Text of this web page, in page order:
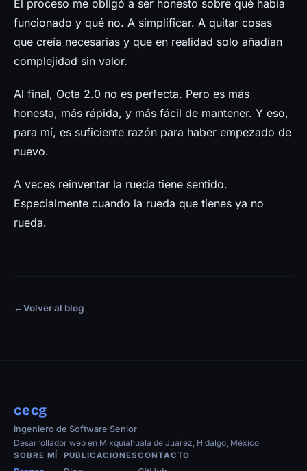
El proceso me obligó a ser honesto sobre qué había
funcionado y qué no. A simplificar. A quitar cosas
que creía necesarias y que en realidad solo añadían
complejidad sin valor.
Al final, Octa 2.0 no es perfecta. Pero es más
honesta, más rápida, y más fácil de mantener. Y eso,
para mí, es suficiente razón para haber empezado de
nuevo.
A veces reinventar la rueda tiene sentido.
Especialmente cuando la rueda que tienes ya no
rueda.
←Volver al blog
cecg
Ingeniero de Software Senior
Desarrollador web en Mixquiahuala de Juárez, Hidalgo, México
SOBRE MÍ PUBLICACIONESCONTACTO